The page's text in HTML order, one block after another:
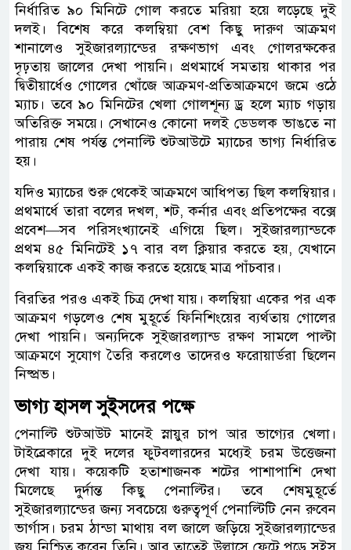
নির্ধারিত ৯০ মিনিটে গোল করতে মরিয়া হয়ে লড়েছে দুই
দলই। বিশেষ করে কলম্বিয়া বেশ কিছু দারুণ আক্রমণ
শানালেও সুইজারল্যান্ডের রক্ষণভাগ এবং গোলরক্ষকের
দৃঢ়তায় জালের দেখা পায়নি। প্রথমার্ধে সমতায় থাকার পর
দ্বিতীয়ার্ধেও গোলের খোঁজে আক্রমণ-প্রতিআক্রমণে জমে ওঠে
ম্যাচ। তবে ৯০ মিনিটের খেলা গোলশূন্য ড্র হলে ম্যাচ গড়ায়
অতিরিক্ত সময়ে। সেখানেও কোনো দলই ডেডলক ভাঙতে না
পারায় শেষ পর্যন্ত পেনাল্টি শুটআউটে ম্যাচের ভাগ্য নির্ধারিত
হয়।
যদিও ম্যাচের শুরু থেকেই আক্রমণে আধিপত্য ছিল কলম্বিয়ার।
প্রথমার্ধে তারা বলের দখল, শট, কর্নার এবং প্রতিপক্ষের বক্সে
প্রবেশ—সব পরিসংখ্যানেই এগিয়ে ছিল। সুইজারল্যান্ডকে
প্রথম ৪৫ মিনিটেই ১৭ বার বল ক্লিয়ার করতে হয়, যেখানে
কলম্বিয়াকে একই কাজ করতে হয়েছে মাত্র পাঁচবার।
বিরতির পরও একই চিত্র দেখা যায়। কলম্বিয়া একের পর এক
আক্রমণ গড়লেও শেষ মুহূর্তে ফিনিশিংয়ের ব্যর্থতায় গোলের
দেখা পায়নি। অন্যদিকে সুইজারল্যান্ড রক্ষণ সামলে পাল্টা
আক্রমণে সুযোগ তৈরি করলেও তাদেরও ফরোয়ার্ডরা ছিলেন
নিষ্প্রভ।
ভাগ্য হাসল সুইসদের পক্ষে
পেনাল্টি শুটআউট মানেই স্নায়ুর চাপ আর ভাগ্যের খেলা।
টাইব্রেকারে দুই দলের ফুটবলারদের মধ্যেই চরম উত্তেজনা
দেখা যায়। কয়েকটি হতাশাজনক শটের পাশাপাশি দেখা
মিলেছে দুর্দান্ত কিছু পেনাল্টির। তবে শেষমুহূর্তে
সুইজারল্যান্ডের জন্য সবচেয়ে গুরুত্বপূর্ণ পেনাল্টিটি নেন রুবেন
ভার্গাস। চরম ঠান্ডা মাথায় বল জালে জড়িয়ে সুইজারল্যান্ডের